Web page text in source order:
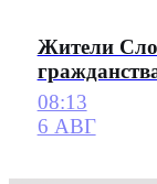
Жители
08:13
6 АВГ